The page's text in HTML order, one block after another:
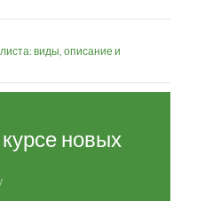
виды, описание и
новых